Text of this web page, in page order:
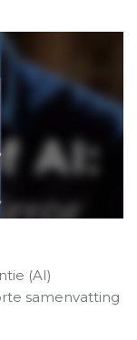
(AI)
samenvatting